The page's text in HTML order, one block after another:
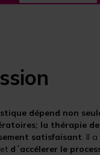
dépend non
la thérapie de
satisfaisant. Il
d´accélerer le